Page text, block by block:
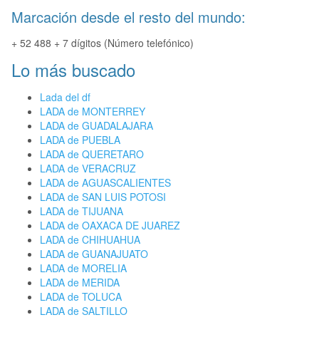
Marcación desde el resto del mundo:
+ 52 488 + 7 dígitos (Número telefónico)
Lo más buscado
Lada del df
LADA de MONTERREY
LADA de GUADALAJARA
LADA de PUEBLA
LADA de QUERETARO
LADA de VERACRUZ
LADA de AGUASCALIENTES
LADA de SAN LUIS POTOSI
LADA de TIJUANA
LADA de OAXACA DE JUAREZ
LADA de CHIHUAHUA
LADA de GUANAJUATO
LADA de MORELIA
LADA de MERIDA
LADA de TOLUCA
LADA de SALTILLO